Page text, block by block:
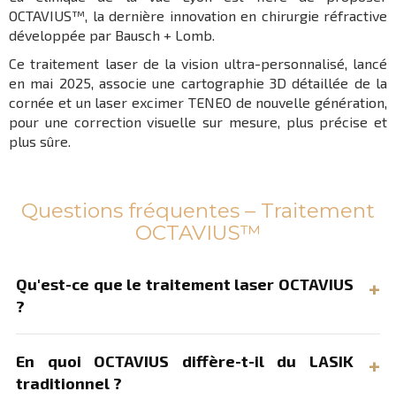
OCTAVIUS™, la dernière innovation en chirurgie réfractive
développée par Bausch + Lomb.
Ce traitement laser de la vision ultra-personnalisé, lancé
en mai 2025, associe une cartographie 3D détaillée de la
cornée et un laser excimer TENEO de nouvelle génération,
pour une correction visuelle sur mesure, plus précise et
plus sûre.
Questions fréquentes – Traitement
OCTAVIUS™
Qu'est-ce que le traitement laser OCTAVIUS
?
En quoi OCTAVIUS diffère-t-il du LASIK
traditionnel ?